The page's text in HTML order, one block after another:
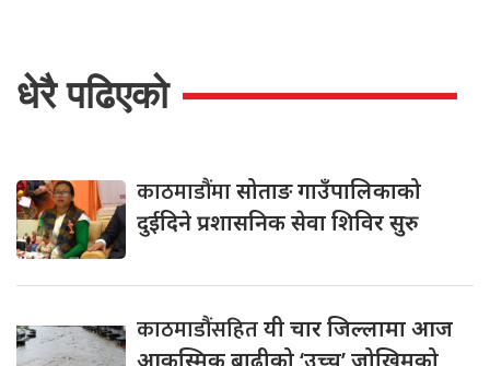
धेरै पढिएको
काठमाडौंमासोताङ गाउँपालिकाको
दुईदिने प्रशासनिक सेवा शिविर सुरु
काठमाडौंसहितयी चार जिल्लामा आज
आकस्मिक बाढीको ‘उच्च’ जोखिमको